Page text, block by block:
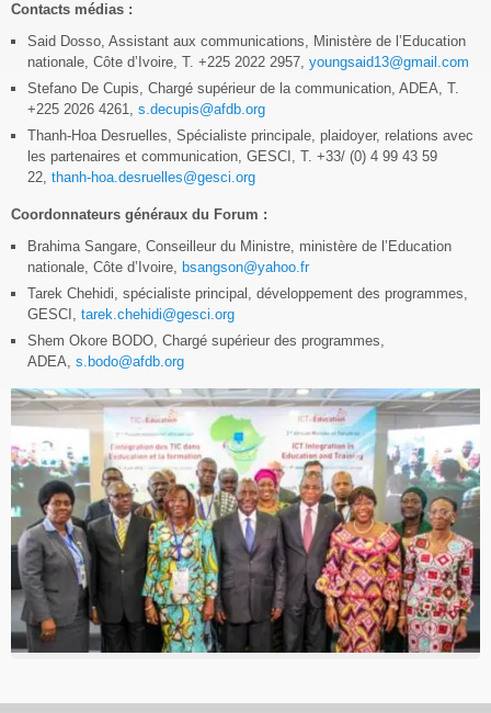
Contacts médias :
Said Dosso, Assistant aux communications, Ministère de l’Education
nationale, Côte d’Ivoire, T. +225 2022 2957, youngsaid13@gmail.com
Stefano De Cupis, Chargé supérieur de la communication, ADEA, T.
+225 2026 4261, s.decupis@afdb.org
Thanh-Hoa Desruelles, Spécialiste principale, plaidoyer, relations avec
les partenaires et communication, GESCI, T. +33/ (0) 4 99 43 59
22, thanh-hoa.desruelles@gesci.org
Coordonnateurs généraux du Forum :
Brahima Sangare, Conseilleur du Ministre, ministère de l’Education
nationale, Côte d’Ivoire, bsangson@yahoo.fr
Tarek Chehidi, spécialiste principal, développement des programmes,
GESCI, tarek.chehidi@gesci.org
Shem Okore BODO, Chargé supérieur des programmes,
ADEA, s.bodo@afdb.org